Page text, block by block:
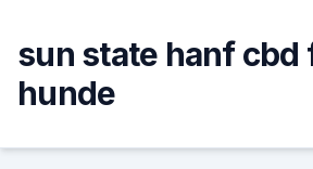
content
sun state hanf cbd
hunde